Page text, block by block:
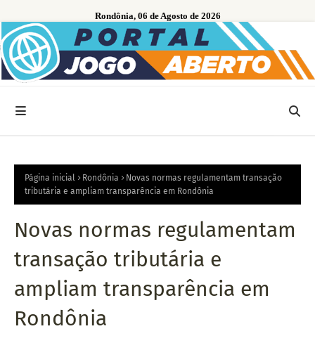
Rondônia, 06 de Agosto de 2026
Página inicial Rondônia
Novas normas regulamentam transação
tributária e ampliam transparência em Rondônia
Novas normas regulamentam
transação tributária e
ampliam transparência em
Rondônia